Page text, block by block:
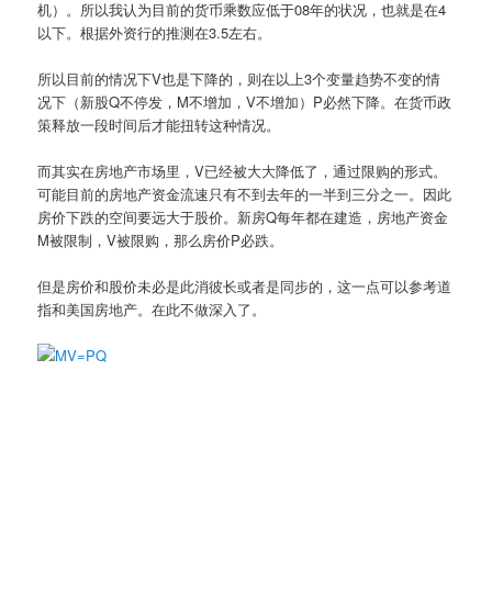
机）。所以我认为目前的货币乘数应低于08年的状况，也就是在4
以下。根据外资行的推测在3.5左右。
所以目前的情况下V也是下降的，则在以上3个变量趋势不变的情
况下（新股Q不停发，M不增加，V不增加）P必然下降。在货币政
策释放一段时间后才能扭转这种情况。
而其实在房地产市场里，V已经被大大降低了，通过限购的形式。
可能目前的房地产资金流速只有不到去年的一半到三分之一。因此
房价下跌的空间要远大于股价。新房Q每年都在建造，房地产资金
M被限制，V被限购，那么房价P必跌。
但是房价和股价未必是此消彼长或者是同步的，这一点可以参考道
指和美国房地产。在此不做深入了。